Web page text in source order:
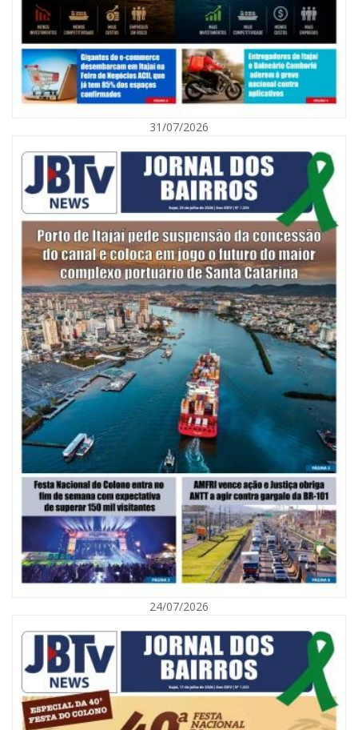
Defesa Civil de Itajaí alerta para chuva, ventos fortes e queda de
temperatura
ITAJAÍ
06/08/2026 | 10:02
Audiência pública debate Programa Municipal de Habitação de Interesse
Social em Itajaí
31/07/2026
24/07/2026